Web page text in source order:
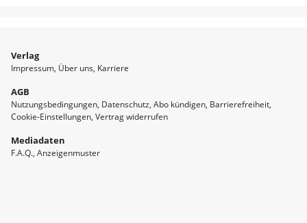
Verlag
Impressum Über uns Karriere
AGB
Nutzungsbedingungen Datenschutz Abo kündigen Barrierefreiheit
Cookie-Einstellungen Vertrag widerrufen
Mediadaten
F.A.Q. Anzeigenmuster